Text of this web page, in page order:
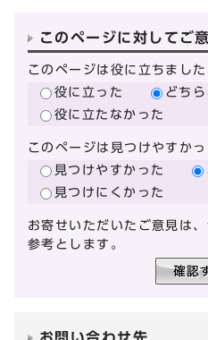
このページに対してご
このページは役に立ちました
役に立った
どち
役に立たなかった
このページは見つけやすかっ
見つけやすかった
見つけにくかった
お寄せいただいたご意見は
参考とします。